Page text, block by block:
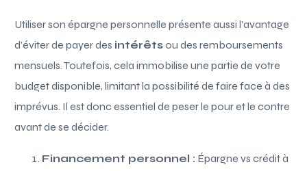
Utiliser son épargne personnelle présente aussi l’avantage
d’éviter de payer des intérêtsou des remboursements
mensuels. Toutefois, cela immobilise une partie de votre
budget disponible, limitant la possibilité de faire face à des
imprévus. Il est donc essentiel de peser le pour et le contre
avant de se décider.
Financement personnel : Épargne vs crédit à